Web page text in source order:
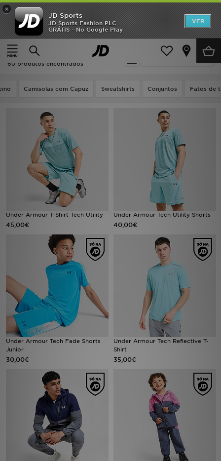
×
JD Sports
JD Sports Fashion PLC
GRÁTIS - No Google Play
VER
Página principal
Azul Under Armour
Actualizar a pesquisa
Azul Under Armour
60 produtos encontrados
Camisolas com Capuz Sweatshirts Conjuntos Fatos de
Under Armour T-Shirt Tech Utility
45,00€
Under Armour Tech Utility Shorts
40,00€
Under Armour Tech Fade Shorts
Junior
30,00€
Under Armour Tech Reflective T-
Shirt
35,00€
INÍCIO
Promoções
NOVIDADES
CRIANÇA
ESTILO
DESPORTO
FUTEBOL JD
LOCALIZADOR DE LOJAS
MENSAGENS
MY JD
BLOG
SUBSCREVE
ESTADO DO TEU PEDIDO
ATENÇÃO AO CLIENTE
FAZ DOWNLOAD DA APP
TRABALHA CONNOSCO